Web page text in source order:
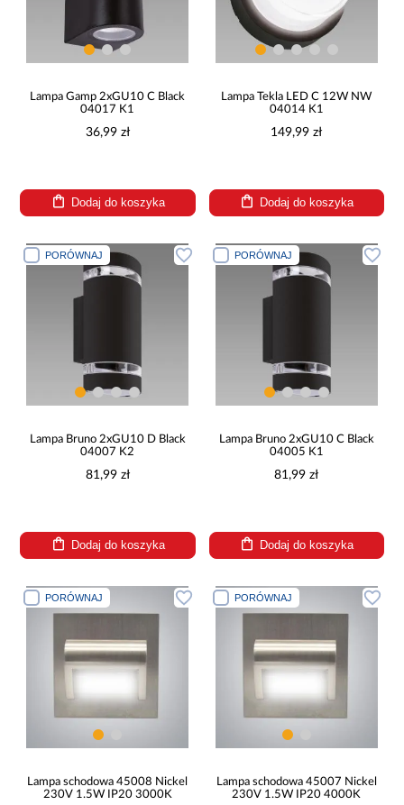
Lampa Gamp 2xGU10 C Black
04017 K1
36,99 zł
Dodaj do koszyka
Lampa Tekla LED C 12W NW
04014 K1
149,99 zł
Dodaj do koszyka
PORÓWNAJ
Lampa Bruno 2xGU10 D Black
04007 K2
81,99 zł
Dodaj do koszyka
PORÓWNAJ
Lampa Bruno 2xGU10 C Black
04005 K1
81,99 zł
Dodaj do koszyka
PORÓWNAJ
Lampa schodowa 45008 Nickel
230V 1.5W IP20 3000K
PORÓWNAJ
Lampa schodowa 45007 Nickel
230V 1.5W IP20 4000K